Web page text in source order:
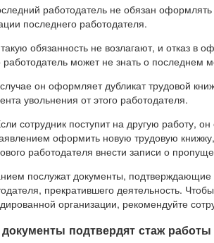
работодатель не обязан оформлять
последнего работодателя.
обязанность не возлагают, и отказ в
может не знать о последнем
он оформляет дубликат трудовой
увольнения от этого работодателя.
сотрудник поступит на другую работу,
оформить новую трудовую
работодателя внести записи о
послужат документы,
прекратившего деятельность.
организации, рекомендуйте
документы подтвердят стаж работы